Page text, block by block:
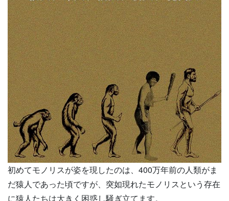
初めてモノリスが姿を現したのは、400万年前の人類がま
だ猿人であった頃ですが、突如現れたモノリスという存在
に猿人たちは大きく困惑し騒ぎ立てます。